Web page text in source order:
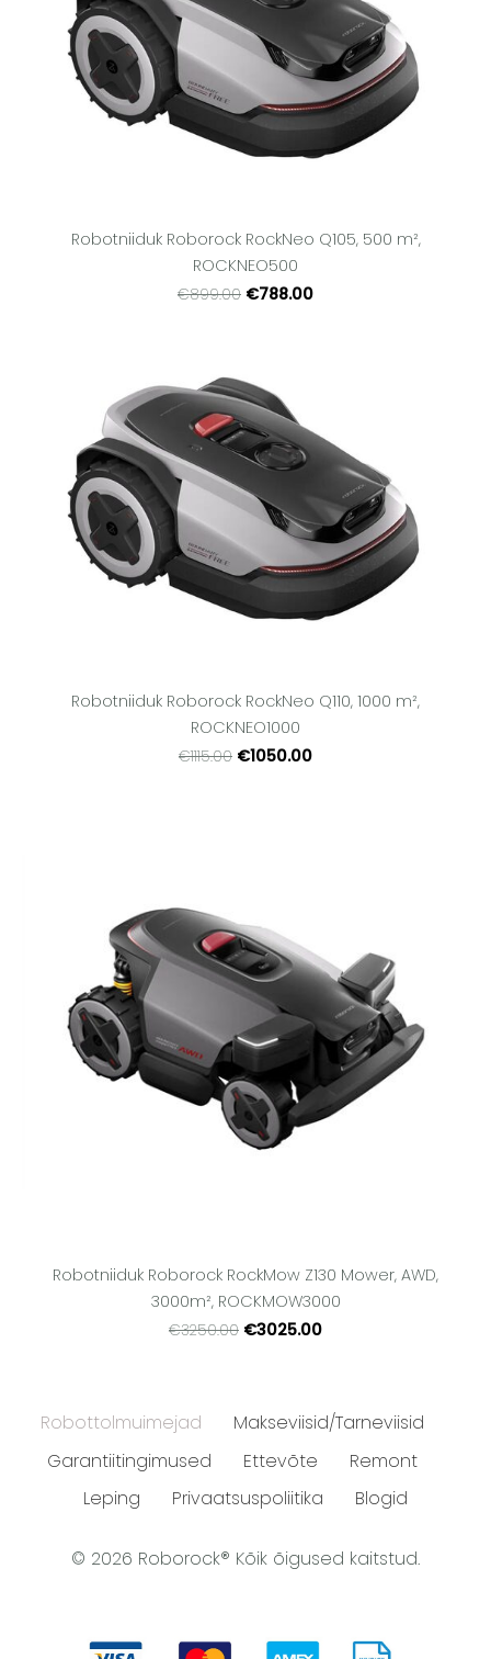
Robotniiduk Roborock RockNeo Q105, 500 m²,
ROCKNEO500
€899.00 €788.00
Robotniiduk Roborock RockNeo Q110, 1000 m²,
ROCKNEO1000
€1115.00 €1050.00
Robotniiduk Roborock RockMow Z130 Mower, AWD,
3000m², ROCKMOW3000
€3250.00 €3025.00
Robottolmuimejad
Makseviisid/Tarneviisid
Garantiitingimused
Ettevõte
Remont
Leping
Privaatsuspoliitika Blogid
© 2026 Roborock® Kõik õigused kaitstud.